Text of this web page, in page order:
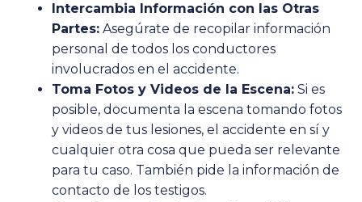
Intercambia Información con las Otras
Partes: Asegúrate de recopilar información
personal de todos los conductores
involucrados en el accidente.
Toma Fotos y Videos de la Escena: Si es
posible, documenta la escena tomando fotos
y videos de tus lesiones, el accidente en sí y
cualquier otra cosa que pueda ser relevante
para tu caso. También pide la información de
contacto de los testigos.